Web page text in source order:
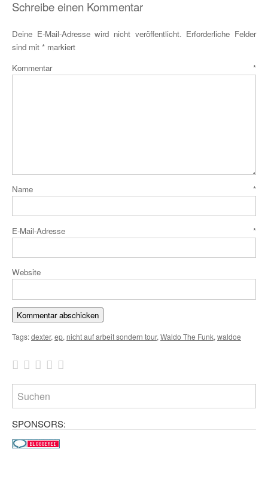
Schreibe einen Kommentar
Deine E-Mail-Adresse wird nicht veröffentlicht. Erforderliche Felder
sind mit * markiert
Kommentar *
Name *
E-Mail-Adresse *
Website
Tags:dexter, ep, nicht auf arbeit sondern tour, Waldo The Funk, waldoe
SPONSORS: